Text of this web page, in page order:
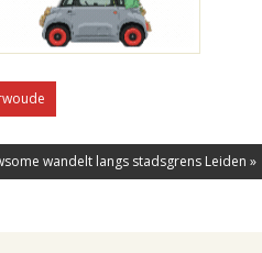
wandelt langs stadsgrens Leiden »